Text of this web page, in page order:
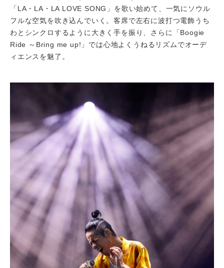
「LA・LA・LA LOVE SONG」を歌い始めて、一気にソウル
フルな空気を吹き込んでいく。客席で左右に波打つ電飾うち
わとシンクロするように大きく手を振り、さらに「Boogie
Ride ～Bring me up!」では心地よくうねるリズムでオーデ
ィエンスを魅了。